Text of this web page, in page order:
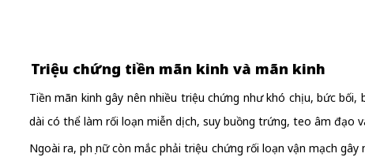
Triệu chứng tiền mãn kinh và mãn kinh
Tiền mãn kinh gây nên nhiều triệu chứng như khó chịu, bức
dài có thể làm rối loạn miễn dịch, suy buồng trứng, teo âm đạo
Ngoài ra, phụ nữ còn mắc phải triệu chứng rối loạn vận mạch